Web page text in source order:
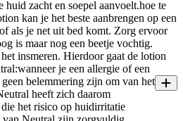
huid zacht en soepel aanvoelt.hoe te
kan je het beste aanbrengen op een
als je net uit bed komt. Zorg ervoor
is maar nog een beetje vochtig.
insmeren. Hierdoor gaat de lotion
je een allergie of een
belemmering zijn om van het
heeft zich daarom
het risico op huidirritatie